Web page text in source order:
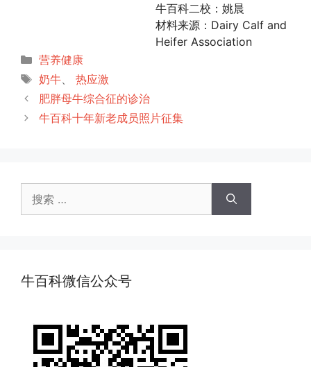
牛百科二校：姚晨
材料来源：Dairy Calf and
Heifer Association
分
类
营养健康
标
签
奶牛、 热应激
肥胖母牛综合征的诊治
牛百科十年新老成员照片征集
索：
牛百科微信公众号